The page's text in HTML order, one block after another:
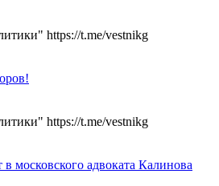
https://t.me/vestnikg
https://t.me/vestnikg
адвоката Калинова